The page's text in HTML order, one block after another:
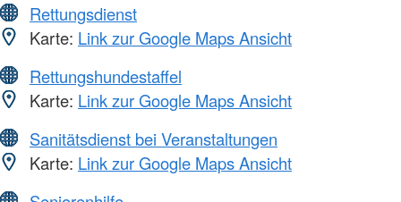
Rettungsdienst
Karte: Link zur Google Maps Ansicht
Rettungshundestaffel
Karte: Link zur Google Maps Ansicht
Sanitätsdienst bei Veranstaltungen
Karte: Link zur Google Maps Ansicht